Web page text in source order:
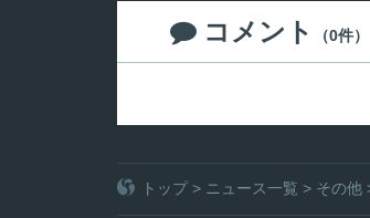
 コメント （0件）
トップ> ニュース一覧 > その他